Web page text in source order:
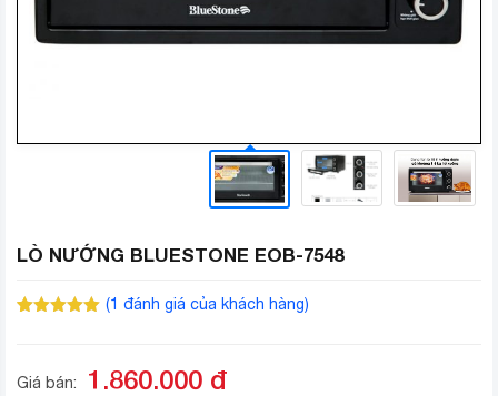
LÒ NƯỚNG BLUESTONE EOB-7548
(1 đánh giá của khách hàng)
Giá bán: 1.860.000 đ